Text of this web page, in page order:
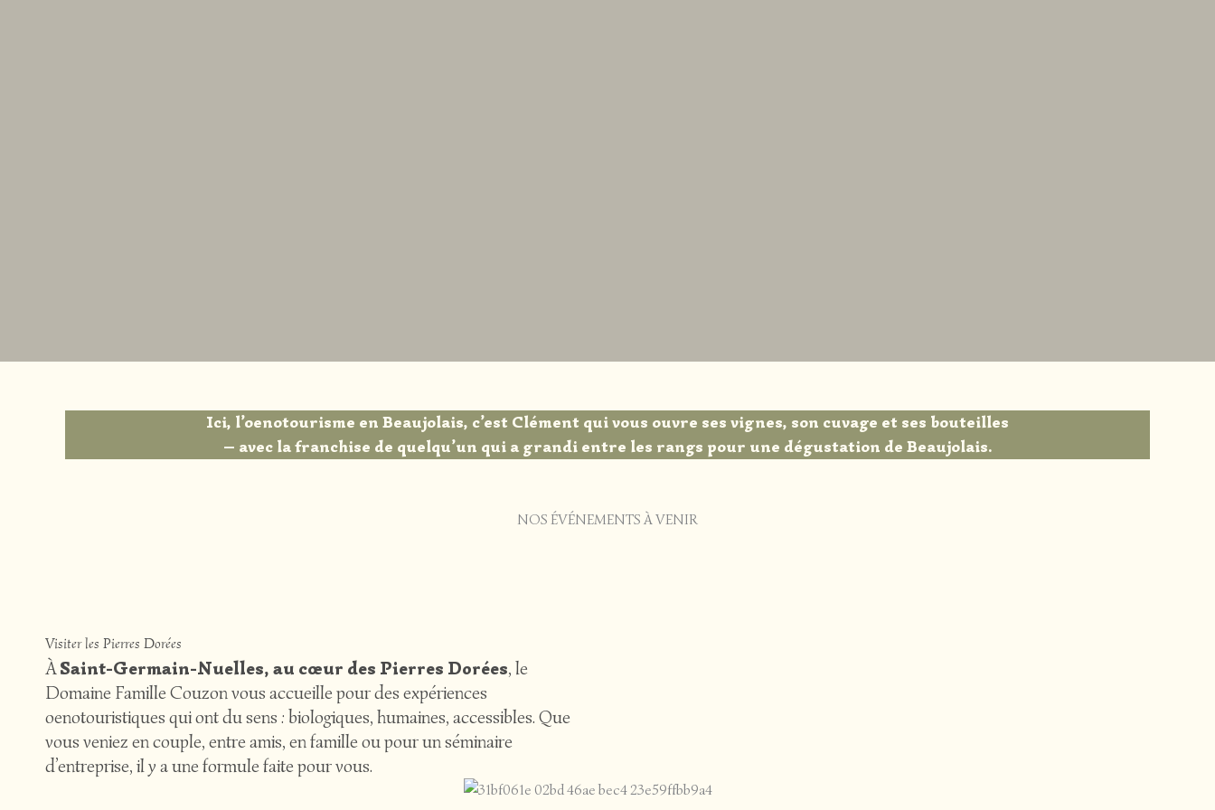
Ici, l’oenotourisme en Beaujolais, c’est Clément qui vous ouvre ses vignes, son cuvage et ses bouteilles
— avec la franchise de quelqu’un qui a grandi entre les rangs pour une dégustation de Beaujolais.
NOS ÉVÉNEMENTS À VENIR
Visiter les Pierres Dorées
ÀSaint-Germain-Nuelles, au cœur des Pierres Dorées, le
Domaine Famille Couzon vous accueille pour des expériences
oenotouristiques qui ont du sens : biologiques, humaines, accessibles. Que
vous veniez en couple, entre amis, en famille ou pour un séminaire
d’entreprise, il y a une formule faite pour vous.